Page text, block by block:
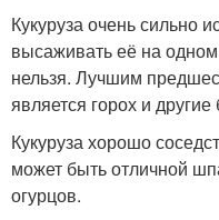
Кукуруза очень сильно
высаживать её на
нельзя. Лучшим
является горох и
Кукуруза хорошо
может быть отличной
огурцов.